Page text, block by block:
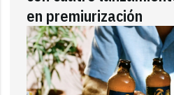
en premiurización